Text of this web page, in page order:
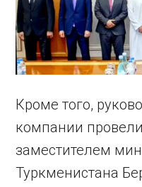
Кроме того,
компании
заместителем
Туркменистана